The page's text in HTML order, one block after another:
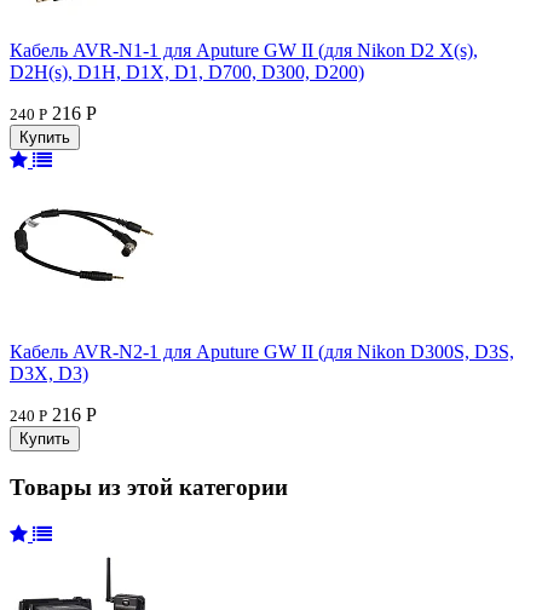
Кабель AVR-N1-1 для Aputure GW II (для Nikon D2 X(s),
D2H(s), D1H, D1X, D1, D700, D300, D200)
240 Р 216 Р
Кабель AVR-N2-1 для Aputure GW II (для Nikon D300S, D3S,
D3X, D3)
240 Р 216 Р
Товары из этой категории